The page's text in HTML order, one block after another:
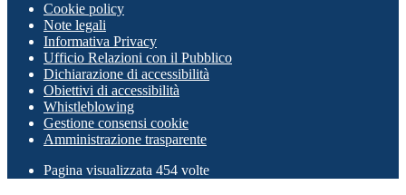
Cookie policy
Note legali
Informativa Privacy
Ufficio Relazioni con il Pubblico
Dichiarazione di accessibilità
Obiettivi di accessibilità
Whistleblowing
Gestione consensi cookie
Amministrazione trasparente
Pagina visualizzata 454 volte